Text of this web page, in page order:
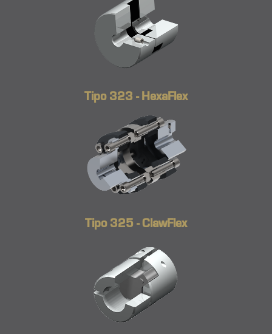
Tipo 323 - HexaFlex
Tipo 325 - ClawFlex